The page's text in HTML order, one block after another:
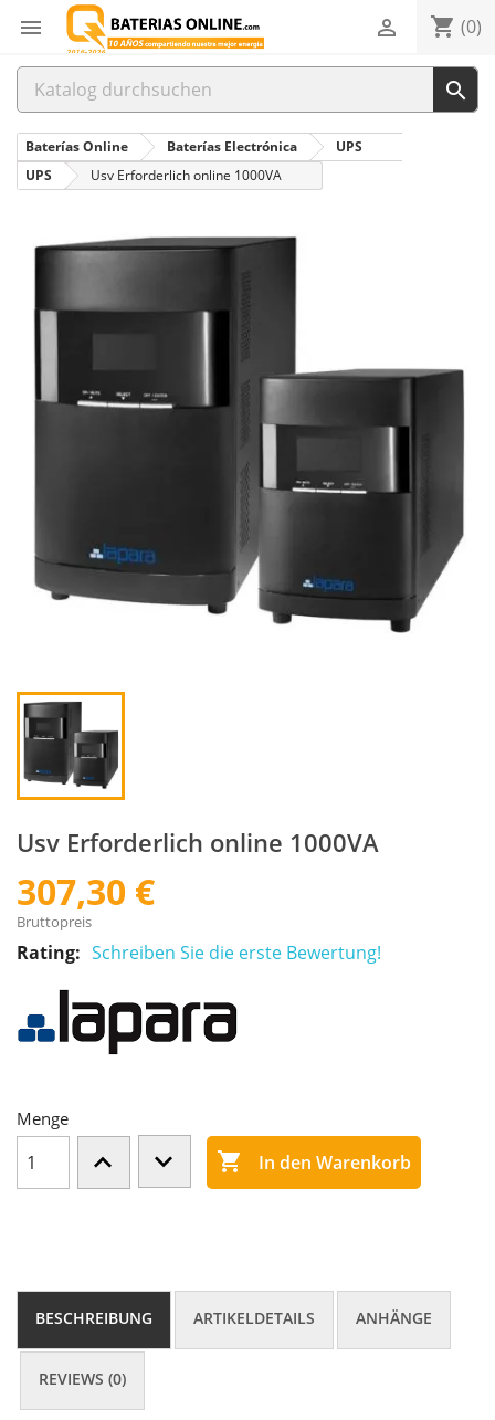
 shopping_cart (0)


Baterías Online Baterías Electrónica
UPS
UPS
Usv Erforderlich online 1000VA
Usv Erforderlich online 1000VA
307,30 €
Bruttopreis
Rating: Schreiben Sie die erste Bewertung!
Menge
 In den Warenkorb
BESCHREIBUNG ARTIKELDETAILS ANHÄNGE
REVIEWS (0)